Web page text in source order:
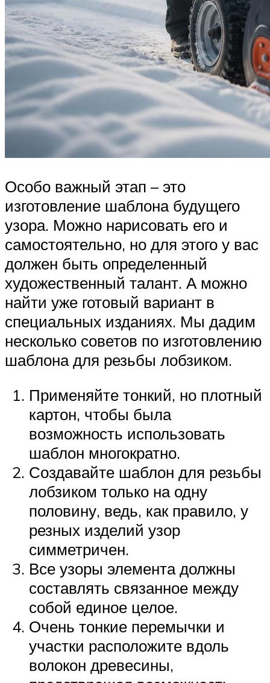
Особо важный этап – это
изготовление шаблона будущего
узора. Можно нарисовать его и
самостоятельно, но для этого у вас
должен быть определенный
художественный талант. А можно
найти уже готовый вариант в
специальных изданиях. Мы дадим
несколько советов по изготовлению
шаблона для резьбы лобзиком.
Применяйте тонкий, но плотный
картон, чтобы была
возможность использовать
шаблон многократно.
Создавайте шаблон для резьбы
лобзиком только на одну
половину, ведь, как правило, у
резных изделий узор
симметричен.
Все узоры элемента должны
составлять связанное между
собой единое целое.
Очень тонкие перемычки и
участки расположите вдоль
волокон древесины,